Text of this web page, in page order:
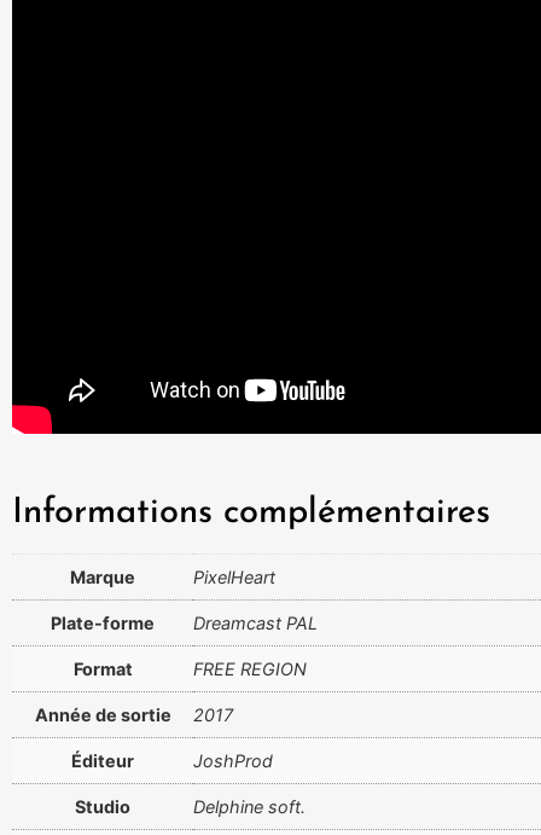
Informations complémentaires
Marque PixelHeart
Plate-forme Dreamcast PAL
Format FREE REGION
Année de sortie 2017
Éditeur JoshProd
Studio Delphine soft.